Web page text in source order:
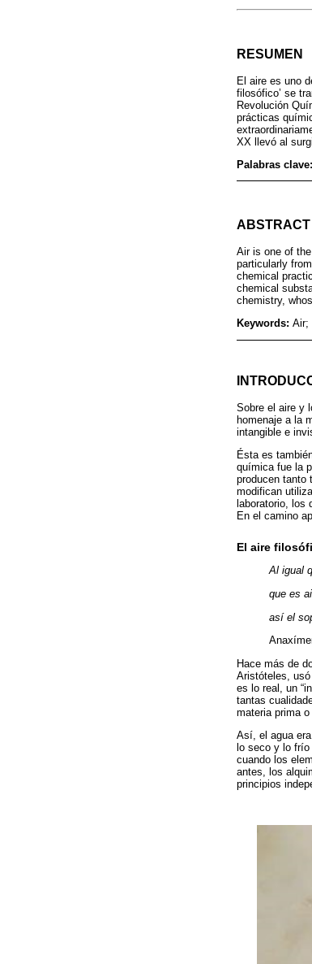
RESUMEN
El aire es uno
filosófico’ se
Revolución
prácticas
XX llevó al
Palabras clave:
ABSTRACT
Air is one of
particularly
chemical
chemical
chemistry,
Keywords: Air;
Sobre el aire y
homenaje a la
intangible e
Ésta es
química fue la
producen tanto
modifican
laboratorio, los
En el camino
El aire
Al igual
que es
así el
Hace más de
Aristóteles,
es lo real, un
tantas
materia prima
Así, el agua
lo seco y lo frío
cuando los
antes, los
principios